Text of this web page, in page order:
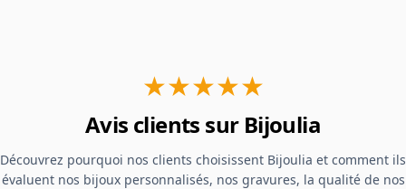
★★★★★
Avis clients sur Bijoulia
Découvrez pourquoi nos clients choisissent Bijoulia et comment ils
évaluent nos bijoux personnalisés, nos gravures, la qualité de nos